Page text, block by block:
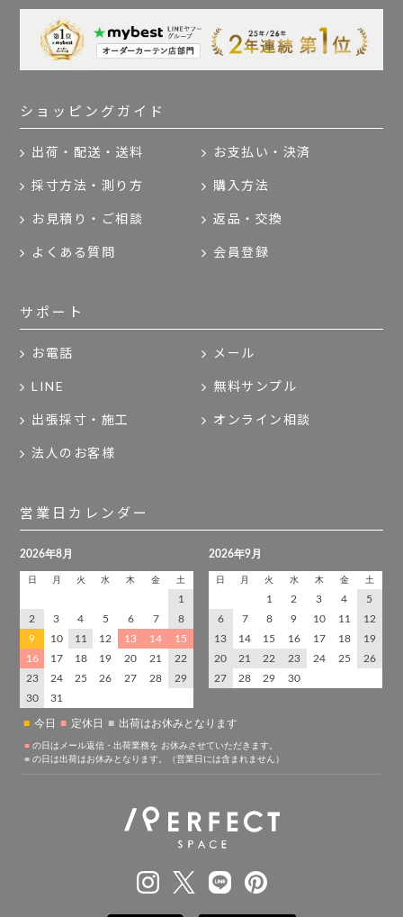
ショッピングガイド
出荷・配送・送料 お支払い・決済
採寸方法・測り方 購入方法
お見積り・ご相談 返品・交換
よくある質問 会員登録
サポート
お電話 メール
LINE 無料サンプル
出張採寸・施工 オンライン相談
法人のお客様
営業日カレンダー